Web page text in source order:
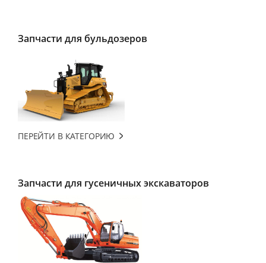
Запчасти для бульдозеров
ПЕРЕЙТИ В КАТЕГОРИЮ
Запчасти для гусеничных экскаваторов